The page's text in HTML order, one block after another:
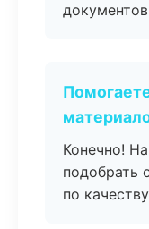
Конечно!
подобрать
по